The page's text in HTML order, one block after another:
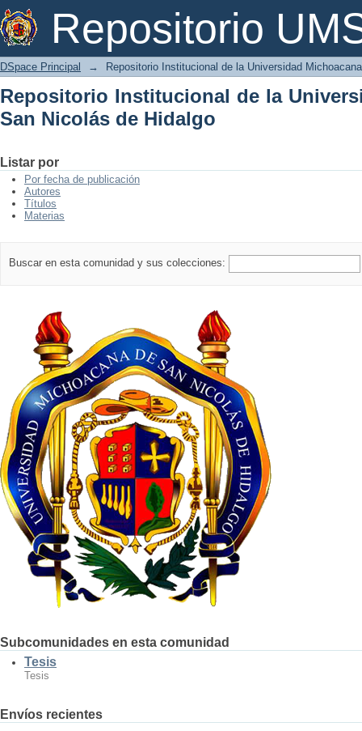
Repositorio
Repositorio Institucional de la
DSpace Principal → Repositorio Institucional de la Universidad
Repositorio Institucional de la
San Nicolás de Hidalgo
Listar por
Por fecha de publicación
Autores
Títulos
Materias
Buscar en esta comunidad y sus colecciones:
Subcomunidades en esta comunidad
Tesis
Tesis
Envíos recientes